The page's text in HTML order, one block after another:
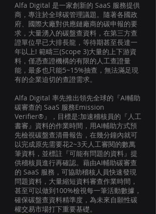
Alfa Digital 是一家創新的 SaaS 服務提供
商，專注於全球碳管理議題。隨著各國政
府、國際大廠對供應鏈廠商的碳申報的要
求，大量湧入的碳盤查資料，在第三方查
證單位早已大排長龍，等待期甚至長達一
年以上! 範疇三(Scope 3)大量的上下游資
料，僅憑查證機構的有限的人工查證量
能，最多也只能5~15%抽查，無法滿足現
有的企業迫切的查證需求。
Alfa Digital 率先推出領先全球的『AI輔助
碳審查的 SaaS 服務Emission
Verifier®』，目標是:加速稽核員的『人工
書審』資料的作業時間，用AI輔助方式預
先檢視碳盤查清冊報告，在幾分鐘內就可
以完成原先需要花2~3天人工審閱的數萬
筆資料，並標註『可能有問題的資料』提
供稽核員進行再確認。藉由AI輔助碳審查
的 SaaS 服務，可協助稽核人員快速發現
問題資料，大量縮短資料審查作業時間，
甚至可以做到100%檢視每一筆活動數據，
確保碳盤查資料精準度，為未來自願性碳
權交易市場打下重要基礎。